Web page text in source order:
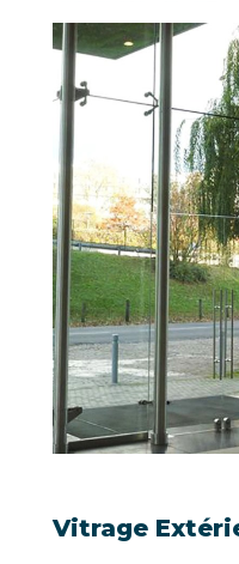
Vitrage